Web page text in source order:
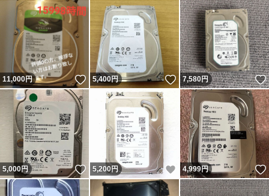
11,000円 いいね！
5,400円 いいね！
7,580円
5,000円 いいね！
5,200円 いいね！
4,999円